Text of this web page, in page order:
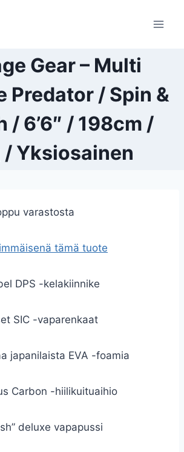
Gear – Multi
Predator / Spin &
/ 6’6″ / 198cm /
/ Yksiosainen
varastosta
tämä tuote
DPS -kelakiinnike
SIC -vaparenkaat
japanilaista EVA -foamia
Carbon -hiilikuituaihio
deluxe vapapussi